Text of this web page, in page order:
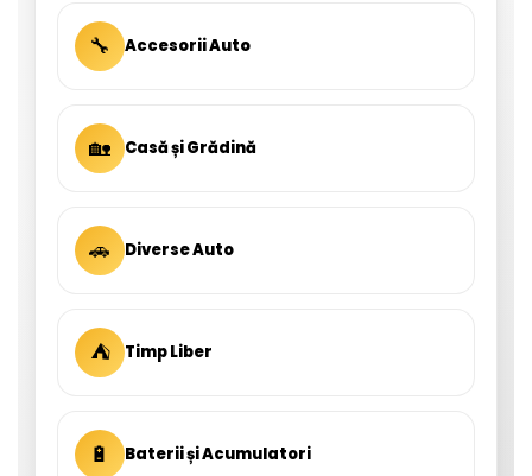
🔧 Accesorii Auto
🏡 Casă și Grădină
🚗 Diverse Auto
⛺ Timp Liber
🔋 Baterii și Acumulatori